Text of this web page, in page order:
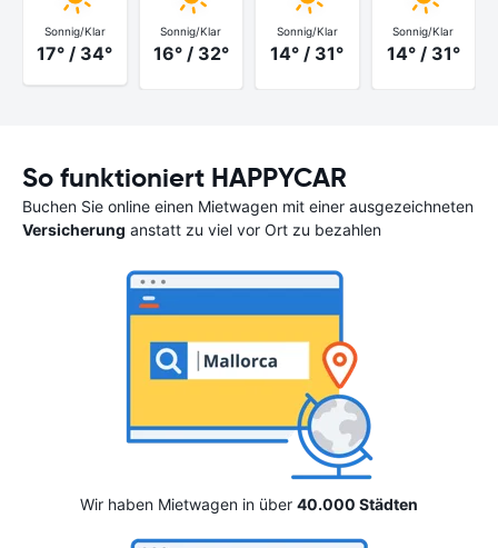
Sonnig/Klar
17° / 34°
Sonnig/Klar
16° / 32°
Sonnig/Klar
14° / 31°
Sonnig/Klar
14° / 31°
So funktioniert HAPPYCAR
Buchen Sie online einen Mietwagen mit einer ausgezeichneten
Versicherung anstatt zu viel vor Ort zu bezahlen
Wir haben Mietwagen in über 40.000 Städten